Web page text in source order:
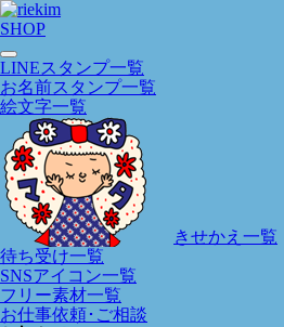
SHOP
LINEスタンプ一覧
お名前スタンプ一覧
絵文字一覧
きせかえ一覧
待ち受け一覧
SNSアイコン一覧
フリー素材一覧
お仕事依頼･ご相談